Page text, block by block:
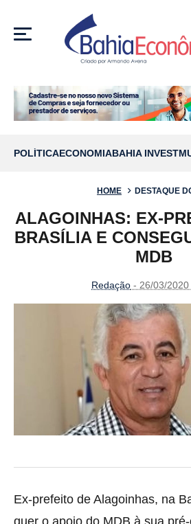
MENU
POLÍTICAECONOMIABAHIA INVEST
HOME DESTAQUE
ALAGOINHAS: EX-
BRASÍLIA E
MDB
Redação - 26/03/
Ex-prefeito de Alagoinhas, na
quer o apoio do MDB à sua